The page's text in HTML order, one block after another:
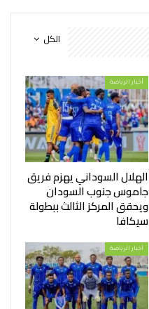
الكل
أخبار الرياضة
الهلال السوداني يهزم فريق
جاموس جنوب السودان
ويحقق المركز الثالث ببطولة
سيكافا
أخبار الرياضة